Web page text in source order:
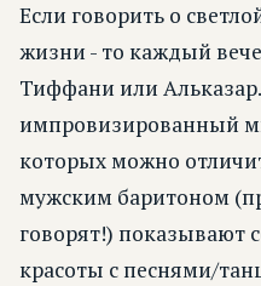
Если говорить о
жизни - то каждый
Тиффани или
импровизированный
которых можно
мужским баритоном
говорят!) показывают
красоты с песнями/